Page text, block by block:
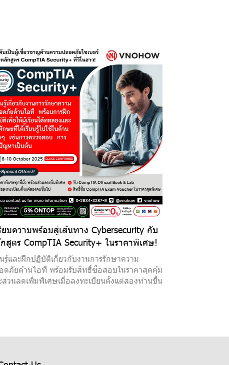
ยมความพร้อมสู่เส้นทาง Cybersecurity กับ
สูตร CompTIA Security+ ในราคาพิเศษ!
นรู้และฝึกปฏิบัติเกี่ยวกับงานการรักษาความ
ดภัยด้านไอที พร้อมรับสิทธิ์ซื้อสอบในราคาสุดคุ้ม
ส่วนลดเพิ่มพิเศษเมื่อลงทะเบียนตั้งแต่สองท่านขึ้น